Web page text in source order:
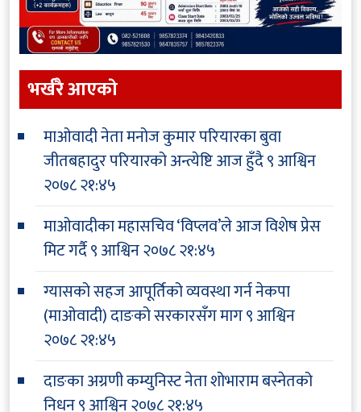
भर्खरै आएकाे
माओवादी नेता मनोज कुमार परियारका बुवा
जीतबहादुर परियारको अन्त्येष्टि आज हुँदै९ आश्विन
२०७८ २१:४५
माओवादीका महासचिव ‘विप्लव’ले आज विशेष प्रेस
मिट गर्दै९ आश्विन २०७८ २१:४५
ग्यासको सहज आपूर्तिको व्यवस्था गर्न नेकपा
(माओवादी) दाङको सरकारसँग माग९ आश्विन
२०७८ २१:४५
दाङका अग्रणी कम्युनिस्ट नेता शोभाराम बस्नेतको
निधन९ आश्विन २०७८ २१:४५